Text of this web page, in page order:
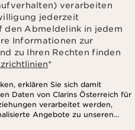
verarbeiten
jederzeit
den Abmeldelink in jedem
Informationen zur
zu Ihren Rechten finden
*
erklären Sie sich damit
Daten von Clarins Österreich für
verarbeitet werden,
Angebote zu unseren
entsprechend Ihrem